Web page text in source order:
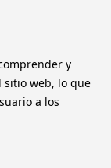
y
sitio web, lo que
a los